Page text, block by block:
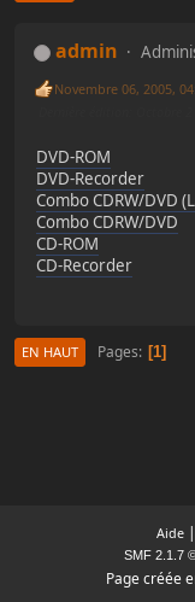
admin
Novembre 06, 2005,
DVD-ROM
DVD-Recorder
Combo CDRW/DVD
Combo CDRW/DVD
CD-ROM
CD-Recorder
EN HAUT Pages 1
Aide|
SMF 2.1.7
Page créée